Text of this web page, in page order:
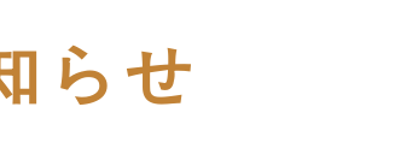
らせ